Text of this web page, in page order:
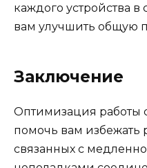
каждого устройства в
вам улучшить общую
Заключение
Оптимизация работы
помочь вам избежать
связанных с